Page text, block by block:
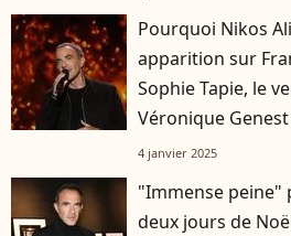
Pourquoi Nikos
apparition sur
Sophie Tapie, le
Véronique Genest
4 janvier 2025
"Immense peine"
deux jours de